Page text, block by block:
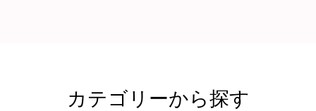
カテゴリーから探す